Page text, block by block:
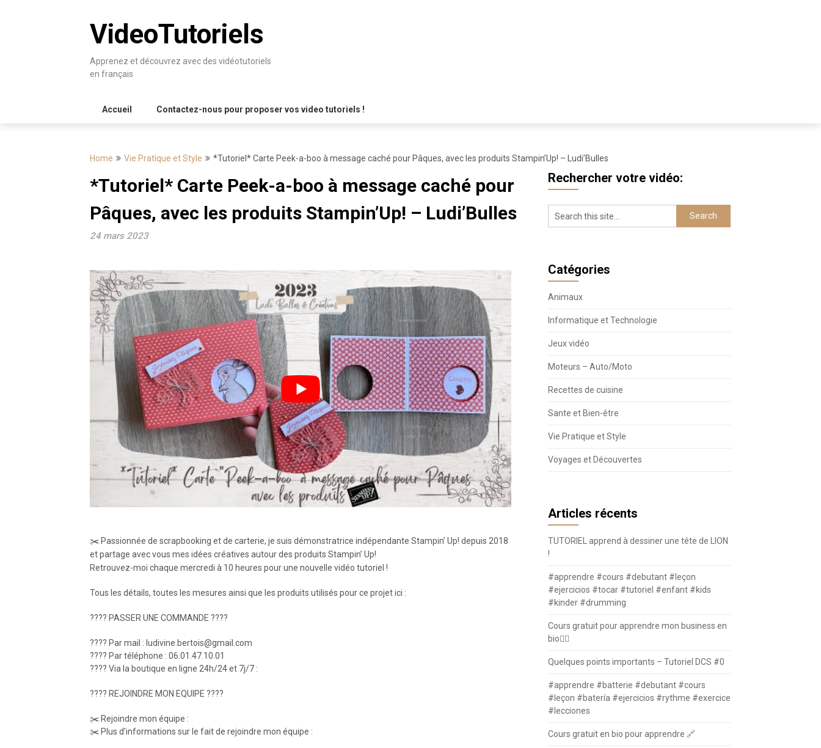
VideoTutoriels
Apprenez et découvrez avec des vidéotutoriels
en français
Accueil Contactez-nous pour proposer vos video tutoriels !
Home Vie Pratique et Style *Tutoriel* Carte Peek-a-boo à message caché pour Pâques, avec les produits Stampin’Up! – Ludi’Bulles
*Tutoriel* Carte Peek-a-boo à message caché pour
Pâques, avec les produits Stampin’Up! – Ludi’Bulles
24 mars 2023
✂️ Passionnée de scrapbooking et de carterie, je suis démonstratrice indépendante Stampin’ Up! depuis 2018
et partage avec vous mes idées créatives autour des produits Stampin’ Up!
Retrouvez-moi chaque mercredi à 10 heures pour une nouvelle vidéo tutoriel !
Tous les détails, toutes les mesures ainsi que les produits utilisés pour ce projet ici :
???? PASSER UNE COMMANDE ????
???? Par mail : ludivine.bertois@gmail.com
???? Par téléphone : 06.01.47.10.01
???? Via la boutique en ligne 24h/24 et 7j/7 :
???? REJOINDRE MON EQUIPE ????
✂️ Rejoindre mon équipe :
✂️ Plus d’informations sur le fait de rejoindre mon équipe :
Rechercher votre vidéo:
Catégories
Animaux
Informatique et Technologie
Jeux vidéo
Moteurs – Auto/Moto
Recettes de cuisine
Sante et Bien-être
Vie Pratique et Style
Voyages et Découvertes
Articles récents
TUTORIEL apprend à dessiner une tête de LION
!
#apprendre #cours #debutant #leçon
#ejercicios #tocar #tutoriel #enfant #kids
#kinder #drumming
Cours gratuit pour apprendre mon business en
bio⛓️‍💥
Quelques points importants – Tutoriel DCS #0
#apprendre #batterie #debutant #cours
#leçon #batería #ejercicios #rythme #exercice
#lecciones
Cours gratuit en bio pour apprendre 🔗